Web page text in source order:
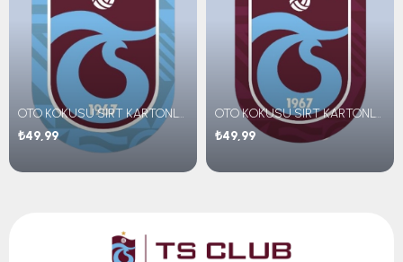
OTO KOKUSU SIRT KARTONLU BLACK ICE
₺49,99
OTO KOKUSU SIRT KARTONLU RAIN
₺49,99